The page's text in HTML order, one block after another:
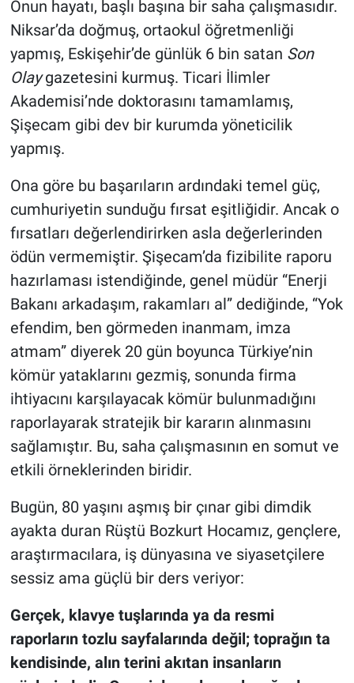
Onun hayatı, başlı başına bir saha çalışmasıdır.
Niksar’da doğmuş, ortaokul öğretmenliği
yapmış, Eskişehir’de günlük 6 bin satan Son
Olaygazetesini kurmuş. Ticari İlimler
Akademisi’nde doktorasını tamamlamış,
Şişecam gibi dev bir kurumda yöneticilik
yapmış.
Ona göre bu başarıların ardındaki temel güç,
cumhuriyetin sunduğu fırsat eşitliğidir. Ancak o
fırsatları değerlendirirken asla değerlerinden
ödün vermemiştir. Şişecam’da fizibilite raporu
hazırlaması istendiğinde, genel müdür “Enerji
Bakanı arkadaşım, rakamları al” dediğinde, “Yok
efendim, ben görmeden inanmam, imza
atmam” diyerek 20 gün boyunca Türkiye’nin
kömür yataklarını gezmiş, sonunda firma
ihtiyacını karşılayacak kömür bulunmadığını
raporlayarak stratejik bir kararın alınmasını
sağlamıştır. Bu, saha çalışmasının en somut ve
etkili örneklerinden biridir.
Bugün, 80 yaşını aşmış bir çınar gibi dimdik
ayakta duran Rüştü Bozkurt Hocamız, gençlere,
araştırmacılara, iş dünyasına ve siyasetçilere
sessiz ama güçlü bir ders veriyor:
Gerçek, klavye tuşlarında ya da resmi
raporların tozlu sayfalarında değil; toprağın ta
kendisinde, alın terini akıtan insanların